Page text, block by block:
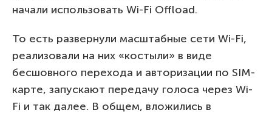
начали использовать Wi-Fi Offload.
То есть развернули масштабные сети Wi-Fi,
реализовали на них «костыли» в виде
бесшовного перехода и авторизации по SIM-
карте, запускают передачу голоса через Wi-
Fi и так далее. В общем, вложились в